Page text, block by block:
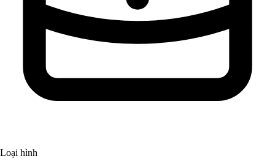
Loại hình